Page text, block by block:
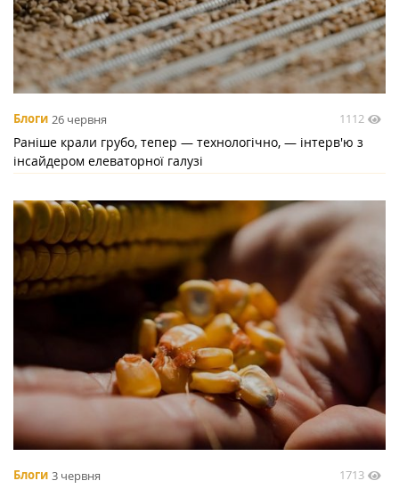
Блоги 26 червня 1112
Раніше крали грубо, тепер — технологічно, — інтерв'ю з
інсайдером елеваторної галузі
Блоги 3 червня 1713